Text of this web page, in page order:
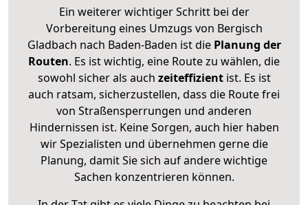
Ein weiterer wichtiger Schritt bei der
Vorbereitung eines Umzugs von Bergisch
Gladbach nach Baden-Baden ist diePlanung der
Routen. Es ist wichtig, eine Route zu wählen, die
sowohl sicher als auch zeiteffizientist. Es ist
auch ratsam, sicherzustellen, dass die Route frei
von Straßensperrungen und anderen
Hindernissen ist. Keine Sorgen, auch hier haben
wir Spezialisten und übernehmen gerne die
Planung, damit Sie sich auf andere wichtige
Sachen konzentrieren können.